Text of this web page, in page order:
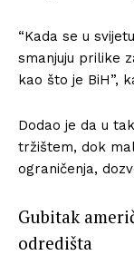
“Kada se u
smanjuju prilike
kao što je BiH”,
Dodao je da u
tržištem, dok
ograničenja,
Gubitak
odredišta